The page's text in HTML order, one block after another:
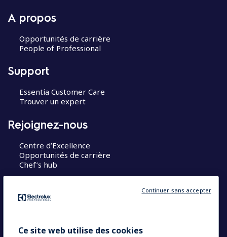
A propos
Opportunités de carrière
People of Professional
Support
Essentia Customer Care
Trouver un expert
Rejoignez-nous
Centre d’Excellence
Opportunités de carrière
Chef’s hub
Ce site web utilise des cookies
Continuer sans accepter